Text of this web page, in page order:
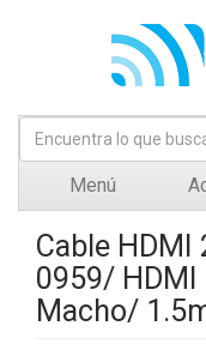
Menú
Cable HDMI
0959/ HDMI
Macho/